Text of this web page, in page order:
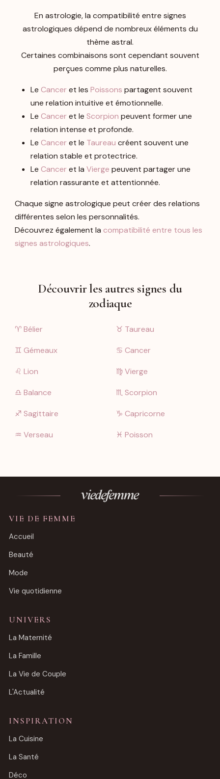
En astrologie, la compatibilité entre signes
astrologiques dépend de nombreux éléments du
thème astral.
Certaines combinaisons sont cependant souvent
perçues comme plus naturelles.
Le Canceret les Poissons partagent souvent
une relation intuitive et émotionnelle.
Le Canceret le Scorpion peuvent former une
relation intense et profonde.
Le Canceret le Taureau créent souvent une
relation stable et protectrice.
Le Canceret la Vierge peuvent partager une
relation rassurante et attentionnée.
Chaque signe astrologique peut créer des relations
différentes selon les personnalités.
Découvrez également la compatibilité entre tous les
signes astrologiques.
Découvrir les autres signes du
zodiaque
♈︎ Bélier ♉︎ Taureau
♊︎ Gémeaux ♋︎ Cancer
♌︎ Lion ♍︎ Vierge
♎︎ Balance ♏︎ Scorpion
♐︎ Sagittaire ♑︎ Capricorne
♒︎ Verseau ♓︎ Poisson
VIE DE FEMME
Accueil
Beauté
Mode
Vie quotidienne
UNIVERS
La Maternité
La Famille
La Vie de Couple
L'Actualité
INSPIRATION
La Cuisine
La Santé
Déco